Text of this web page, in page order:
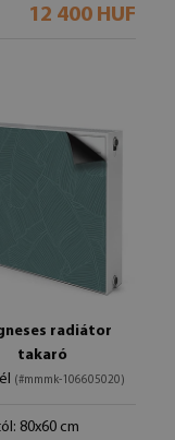
12 400 HUF
radiátor
takaró
(#mmmk-106605020)
80x60 cm